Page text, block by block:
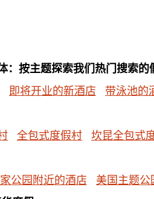
：按主题探索我们热门搜索的
即将开业的新酒店 带泳池的
全包式度假村 坎昆全包式
公园附近的酒店 美国主题公